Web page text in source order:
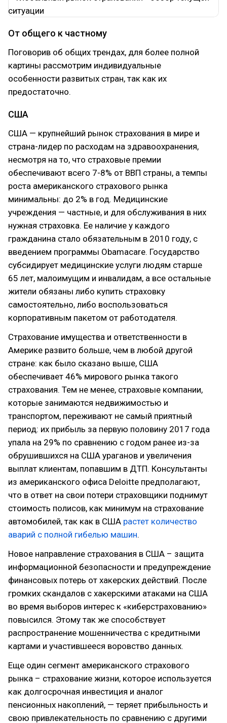
От общего к частному
Поговорив об общих трендах, для более полной
картины рассмотрим индивидуальные
особенности развитых стран, так как их
предостаточно.
США
США — крупнейший рынок страхования в мире и
страна-лидер по расходам на здравоохранения,
несмотря на то, что страховые премии
обеспечивают всего 7-8% от ВВП страны, а темпы
роста американского страхового рынка
минимальны: до 2% в год. Медицинские
учреждения — частные, и для обслуживания в них
нужная страховка. Ее наличие у каждого
гражданина стало обязательным в 2010 году, с
введением программы Obamacare. Государство
субсидирует медицинские услуги людям старше
65 лет, малоимущим и инвалидам, а все остальные
жители обязаны либо купить страховку
самостоятельно, либо воспользоваться
корпоративным пакетом от работодателя.
Страхование имущества и ответственности в
Америке развито больше, чем в любой другой
стране: как было сказано выше, США
обеспечивает 46% мирового рынка такого
страхования. Тем не менее, страховые компании,
которые занимаются недвижимостью и
транспортом, переживают не самый приятный
период: их прибыль за первую половину 2017 года
упала на 29% по сравнению с годом ранее из-за
обрушившихся на США ураганов и увеличения
выплат клиентам, попавшим в ДТП. Консультанты
из американского офиса Deloitte предполагают,
что в ответ на свои потери страховщики поднимут
стоимость полисов, как минимум на страхование
автомобилей, так как в США растет количество
аварий с полной гибелью машин.
Новое направление страхования в США – защита
информационной безопасности и предупреждение
финансовых потерь от хакерских действий. После
громких скандалов с хакерскими атаками на США
во время выборов интерес к «киберстрахованию»
повысился. Этому так же способствует
распространение мошенничества с кредитными
картами и участившееся воровство данных.
Еще один сегмент американского страхового
рынка – страхование жизни, которое используется
как долгосрочная инвестиция и аналог
пенсионных накоплений, — теряет прибыльность и
свою привлекательность по сравнению с другими